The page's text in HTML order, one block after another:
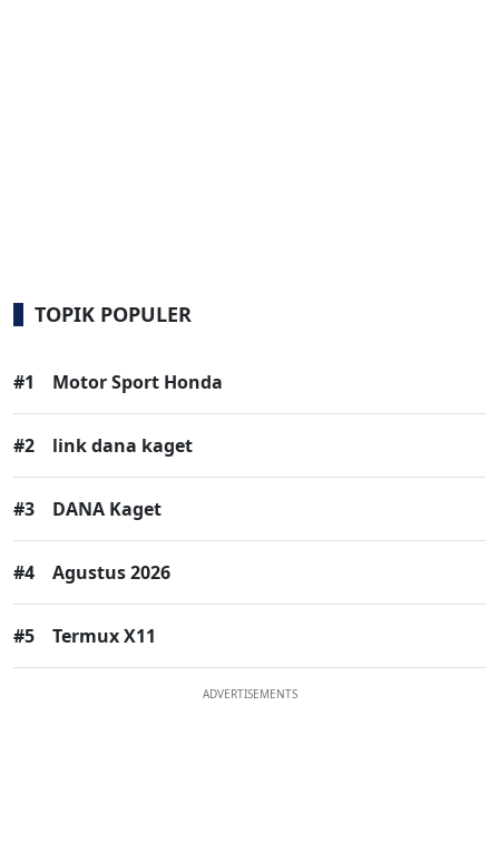
TOPIK POPULER
#1 Motor Sport Honda
#2 link dana kaget
#3 DANA Kaget
#4 Agustus 2026
#5 Termux X11
ADVERTISEMENTS